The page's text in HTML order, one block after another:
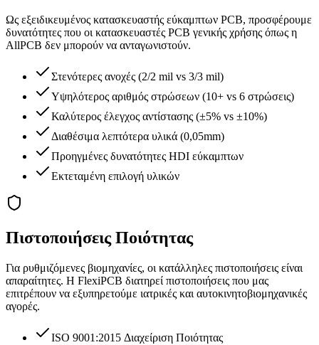
Ως εξειδικευμένος κατασκευαστής εύκαμπτων PCB, προσφέρουμε
δυνατότητες που οι κατασκευαστές PCB γενικής χρήσης όπως η
AllPCB δεν μπορούν να ανταγωνιστούν.
Στενότερες ανοχές (2/2 mil vs 3/3 mil)
Υψηλότερος αριθμός στρώσεων (10+ vs 6 στρώσεις)
Καλύτερος έλεγχος αντίστασης (±5% vs ±10%)
Διαθέσιμα λεπτότερα υλικά (0,05mm)
Προηγμένες δυνατότητες HDI εύκαμπτων
Εκτεταμένη επιλογή υλικών
Πιστοποιήσεις Ποιότητας
Για ρυθμιζόμενες βιομηχανίες, οι κατάλληλες πιστοποιήσεις είναι
απαραίτητες. Η FlexiPCB διατηρεί πιστοποιήσεις που μας
επιτρέπουν να εξυπηρετούμε ιατρικές και αυτοκινητοβιομηχανικές
αγορές.
ISO 9001:2015 Διαχείριση Ποιότητας